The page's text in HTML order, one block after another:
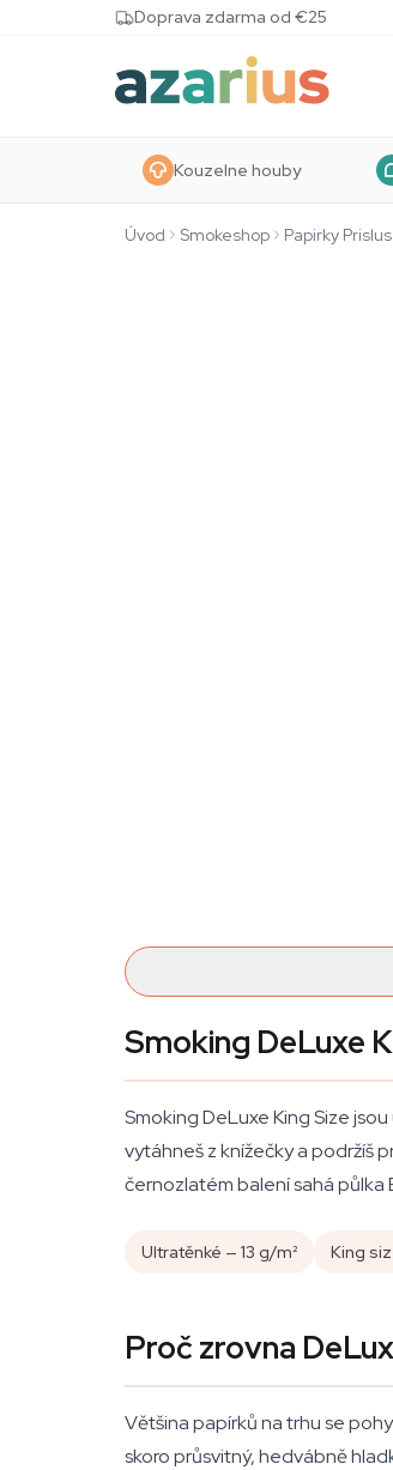
Skip to contentDoprava zdarma od €25
Kouzelne houby
Úvod Smokeshop Papirky
Smoking DeLuxe
Smoking DeLuxe King Size
vytáhneš z knížečky a podržíš
černozlatém balení sahá půlka
Ultratěnké — 13 g/m² King
Proč zrovna
Většina papírků na trhu se
skoro průsvitný, hedvábně